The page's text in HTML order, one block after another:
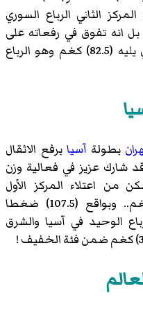
كغم... بل انه تفوق في رفعاته على
صاحب المركز الأول في الوزن الذي يليه (82.5) كغم وهو الرباع
بطولة آسيابرفع الاثقال
شارك عزيز في فعالية وزن
تمكن من اعتلاء المركز الأول
بمجموع رفعات بلغ (362.5) كغم.. وبواقع (107.5) ضغطا
الرباع الوحيد في آسيا والشرق